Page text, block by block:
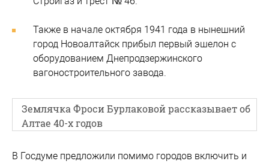
Также в начале октября 1941 года в нынешний
город Новоалтайск прибыл первый эшелон с
оборудованием Днепродзержинского
вагоностроительного завода.
Землячка Фроси Бурлаковой рассказывает об
Алтае 40-х годов
В Госдуме предложили помимо городов включить и